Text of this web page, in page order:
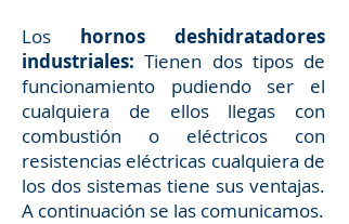
Los hornos deshidratadores
industriales: Tienen dos tipos de
funcionamiento pudiendo ser el
cualquiera de ellos llegas con
combustión o eléctricos con
resistencias eléctricas cualquiera de
los dos sistemas tiene sus ventajas.
A continuación se las comunicamos.